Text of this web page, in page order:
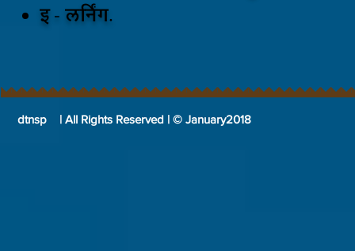
इ - लर्निंग.
dtnsp | All Rights Reserved | © January2018